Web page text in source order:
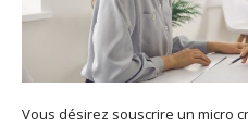
Vous désirez souscrire un micro